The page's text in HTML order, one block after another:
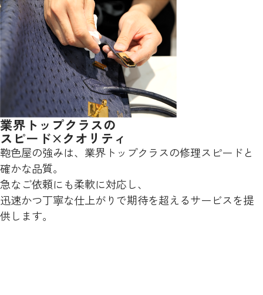
業界トップクラスの
スピード×クオリティ
鞄色屋の強みは、業界トップクラスの修理スピードと
確かな品質。
急なご依頼にも柔軟に対応し、
迅速かつ丁寧な仕上がりで期待を超えるサービスを提
供します。